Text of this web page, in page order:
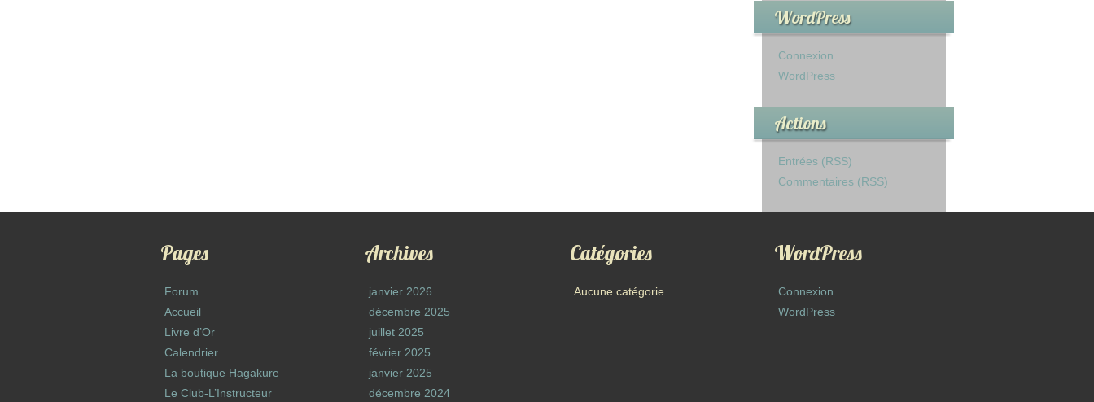
WordPress
Connexion
WordPress
Actions
Entrées (RSS)
Commentaires (RSS)
Pages
Forum
Accueil
Livre d’Or
Calendrier
La boutique Hagakure
Le Club-L’Instructeur
Archives
janvier 2026
décembre 2025
juillet 2025
février 2025
janvier 2025
décembre 2024
Catégories
Aucune catégorie
WordPress
Connexion
WordPress